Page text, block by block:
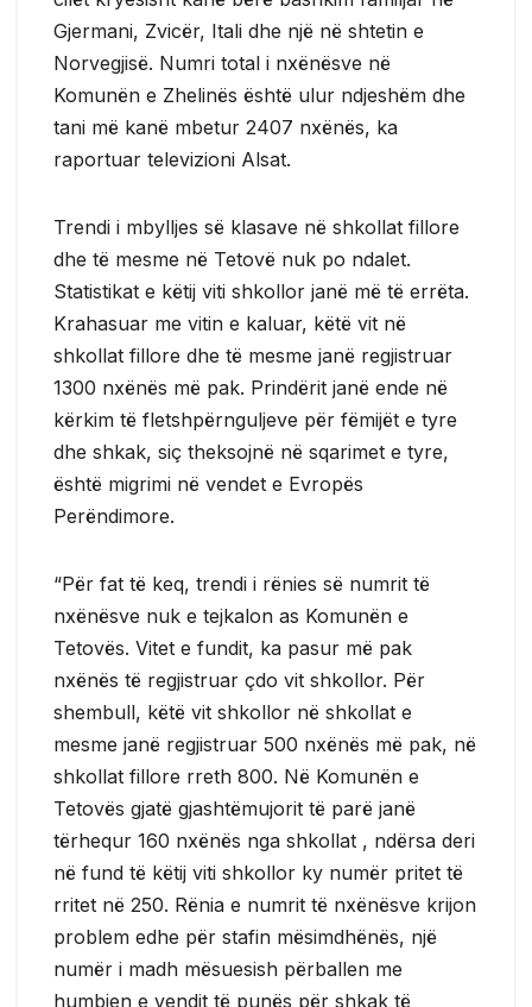
Gjermani, Zvicër, Itali dhe një në shtetin e
Norvegjisë. Numri total i nxënësve në
Komunën e Zhelinës është ulur ndjeshëm dhe
tani më kanë mbetur 2407 nxënës, ka
raportuar televizioni Alsat.
Trendi i mbylljes së klasave në shkollat fillore
dhe të mesme në Tetovë nuk po ndalet.
Statistikat e këtij viti shkollor janë më të errëta.
Krahasuar me vitin e kaluar, këtë vit në
shkollat fillore dhe të mesme janë regjistruar
1300 nxënës më pak. Prindërit janë ende në
kërkim të fletshpërnguljeve për fëmijët e tyre
dhe shkak, siç theksojnë në sqarimet e tyre,
është migrimi në vendet e Evropës
Perëndimore.
“Për fat të keq, trendi i rënies së numrit të
nxënësve nuk e tejkalon as Komunën e
Tetovës. Vitet e fundit, ka pasur më pak
nxënës të regjistruar çdo vit shkollor. Për
shembull, këtë vit shkollor në shkollat e
mesme janë regjistruar 500 nxënës më pak, në
shkollat fillore rreth 800. Në Komunën e
Tetovës gjatë gjashtëmujorit të parë janë
tërhequr 160 nxënës nga shkollat , ndërsa deri
në fund të këtij viti shkollor ky numër pritet të
rritet në 250. Rënia e numrit të nxënësve krijon
problem edhe për stafin mësimdhënës, një
numër i madh mësuesish përballen me
humbjen e vendit të punës për shkak të